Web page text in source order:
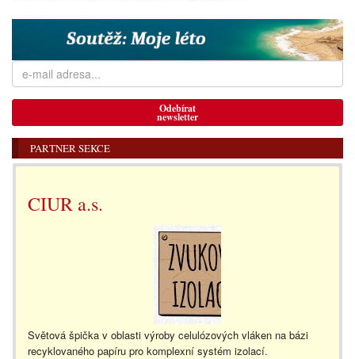
Odebírat
newsletter
PARTNER SEKCE
CIUR a.s.
Světová špička v oblasti výroby celulózových vláken na bázi
recyklovaného papíru pro komplexní systém izolací.